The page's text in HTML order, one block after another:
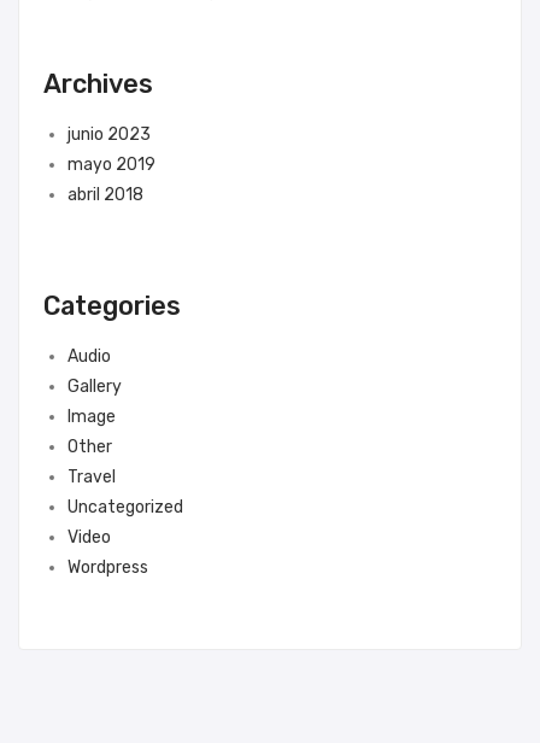
Archives
junio 2023
mayo 2019
abril 2018
Categories
Audio
Gallery
Image
Other
Travel
Uncategorized
Video
Wordpress